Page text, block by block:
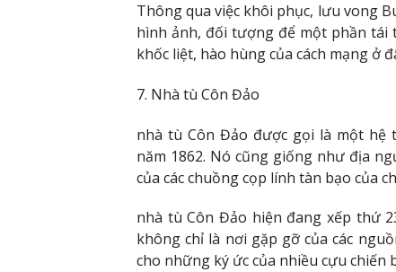
Thông qua việc khôi phục, lưu vong
hình ảnh, đối tượng để một phần tái
khốc liệt, hào hùng của cách mạng ở
7. Nhà tù Côn Đảo
nhà tù Côn Đảo được gọi là một hệ
năm 1862. Nó cũng giống như địa
của các chuồng cọp lính tàn bạo của
nhà tù Côn Đảo hiện đang xếp thứ
không chỉ là nơi gặp gỡ của các
cho những ký ức của nhiều cựu chiến